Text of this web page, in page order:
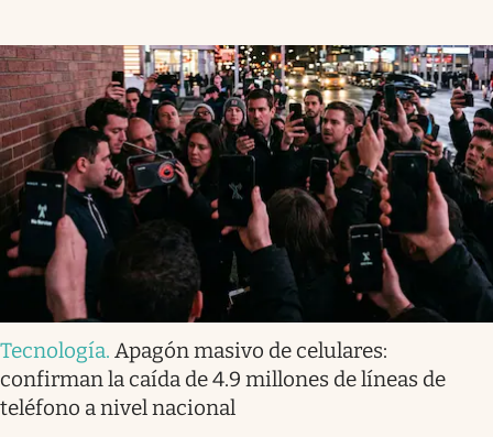
Tecnología. Apagón masivo de celulares:
confirman la caída de 4.9 millones de líneas de
teléfono a nivel nacional